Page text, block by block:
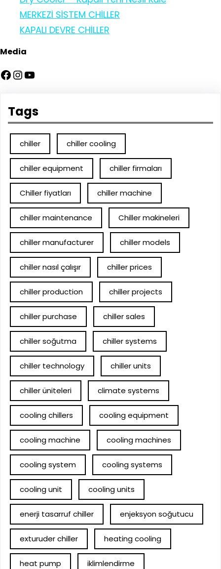
MERKEZİ SİSTEM CHİLLER
KAPALI DEVRE CHİLLER
Media
Facebook InstagramYouTube
Tags
chiller chiller cooling
chiller equipment chiller firmaları
Chiller fiyatları chiller machine
chiller maintenance Chiller makineleri
chiller manufacturer chiller models
chiller nasıl çalışır chiller prices
chiller production chiller projects
chiller purchase chiller sales
chiller soğutma chiller systems
chiller technology chiller units
chiller üniteleri climate systems
cooling chillers cooling equipment
cooling machine cooling machines
cooling system cooling systems
cooling unit cooling units
enerji tasarruf chiller enjeksyon soğutucu
exturuder chiller heating cooling
heat pump iklimlendirme